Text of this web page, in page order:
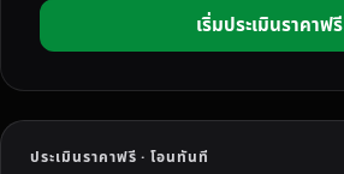
เริ่มประเมินราคาฟรี
ประเมินราคาฟรี · โอนทันที